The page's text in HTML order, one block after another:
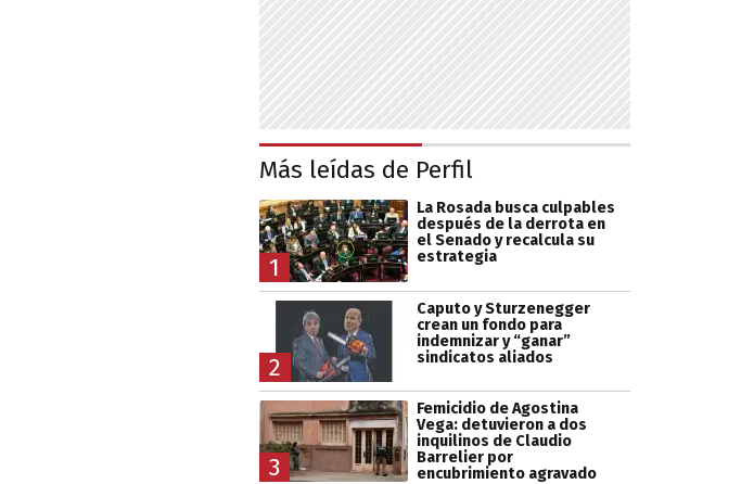
Más leídas de Perfil
1
La Rosada busca culpables
después de la derrota en
el Senado y recalcula su
estrategia
2
Caputo y Sturzenegger
crean un fondo para
indemnizar y “ganar”
sindicatos aliados
3
Femicidio de Agostina
Vega: detuvieron a dos
inquilinos de Claudio
Barrelier por
encubrimiento agravado